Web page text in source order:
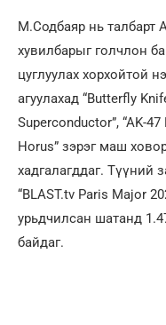
М.Содбаяр нь талбарт
хувилбарыг голчлон
цуглуулах хорхойтой
агуулахад “Butterfly
Superconductor”, “AK-
Horus” зэрэг маш
хадгалагддаг. Түүний
“BLAST.tv Paris Major
урьдчилсан шатанд
байдаг.